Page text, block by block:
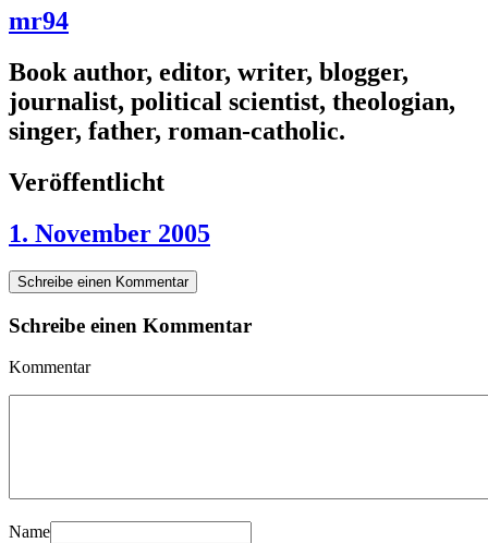
mr94
Book author, editor, writer, blogger,
journalist, political scientist, theologian,
singer, father, roman-catholic.
Veröffentlicht
1. November 2005
Schreibe einen Kommentar
Schreibe einen Kommentar
Kommentar
Name